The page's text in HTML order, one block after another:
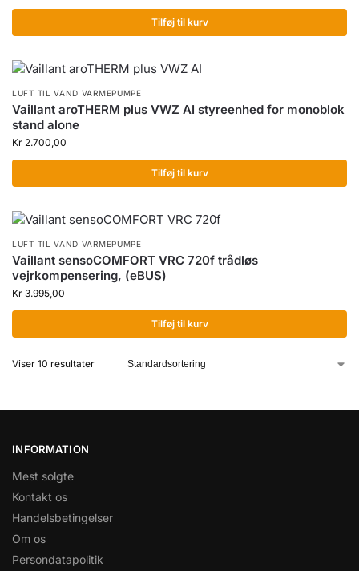
Tilføj til kurv
LUFT TIL VAND VARMEPUMPE
Vaillant aroTHERM plus VWZ AI styreenhed for monoblok
stand alone
Kr 2.700,00
Tilføj til kurv
LUFT TIL VAND VARMEPUMPE
Vaillant sensoCOMFORT VRC 720f trådløs
vejrkompensering, (eBUS)
Kr 3.995,00
Tilføj til kurv
Viser 10 resultater
INFORMATION
Mest solgte
Kontakt os
Handelsbetingelser
Om os
Persondatapolitik